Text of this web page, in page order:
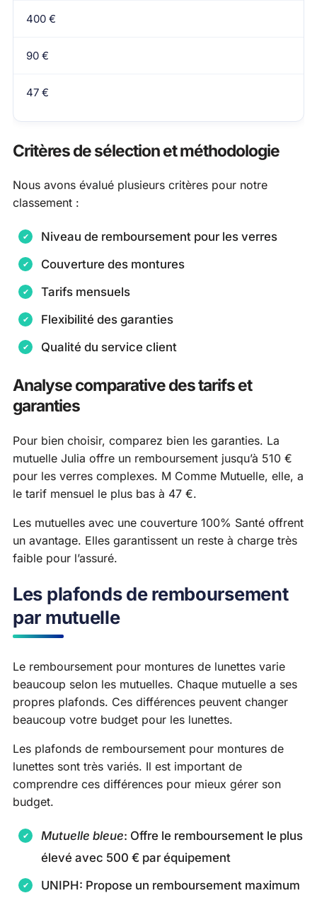
400 €
90 €
47 €
Critères de sélection et méthodologie
Nous avons évalué plusieurs critères pour notre
classement :
Niveau de remboursement pour les verres
Couverture des montures
Tarifs mensuels
Flexibilité des garanties
Qualité du service client
Analyse comparative des tarifs et
garanties
Pour bien choisir, comparez bien les garanties. La
mutuelle Julia offre un remboursement jusqu’à 510 €
pour les verres complexes. M Comme Mutuelle, elle, a
le tarif mensuel le plus bas à 47 €.
Les mutuelles avec une couverture 100% Santé offrent
un avantage. Elles garantissent un reste à charge très
faible pour l’assuré.
Les plafonds de remboursement
par mutuelle
Le remboursement pour montures de lunettes varie
beaucoup selon les mutuelles. Chaque mutuelle a ses
propres plafonds. Ces différences peuvent changer
beaucoup votre budget pour les lunettes.
Les plafonds de remboursement pour montures de
lunettes sont très variés. Il est important de
comprendre ces différences pour mieux gérer son
budget.
Mutuelle bleue: Offre le remboursement le plus
élevé avec 500 € par équipement
UNIPH: Propose un remboursement maximum